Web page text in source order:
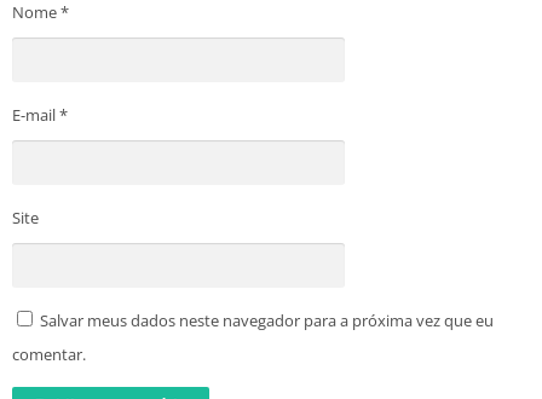
Nome*
E-mail*
Site
Salvar meus dados neste navegador para a próxima vez que eu
comentar.